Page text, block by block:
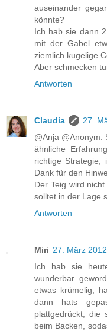
auseinander
könnte?
Ich hab sie dann
mit der Gabel
ziemlich kugelige
Aber schmecken
Antworten
Claudia
27.
@Anja @Anonym:
ähnliche
richtige Strategie,
Dank für den
Der Teig wird
solltet in der Lage
Antworten
Miri 27. März
Ich hab sie
wunderbar
etwas krümelig,
dann hats
plattgedrückt, die
beim Backen,